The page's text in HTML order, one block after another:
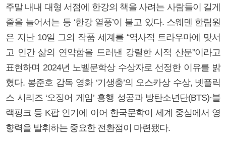
주말 내내 대형 서점에 한강의 책을 사려는 사람들이 길게
줄을 늘어서는 등 ‘한강 열풍’이 불고 있다. 스웨덴 한림원
은 지난 10일 그의 작품 세계를 “역사적 트라우마에 맞서
고 인간 삶의 연약함을 드러낸 강렬한 시적 산문”이라고
표현하며 2024년 노벨문학상 수상자로 선정한 이유를 밝
혔다. 봉준호 감독 영화 ‘기생충’의 오스카상 수상, 넷플릭
스 시리즈 ‘오징어 게임’ 흥행 성공과 방탄소년단(BTS)·블
랙핑크 등 K팝 인기에 이어 한국문학이 세계 중심에서 영
향력을 발휘하는 중요한 전환점이 마련됐다.